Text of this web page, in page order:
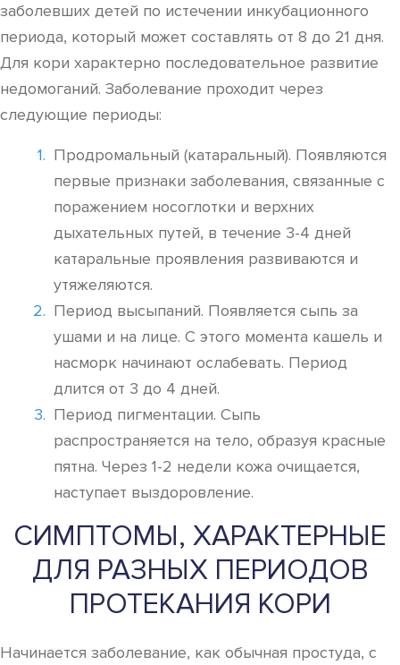
заболевших детей по истечении инкубационного
периода, который может составлять от 8 до 21 дня.
Для кори характерно последовательное развитие
недомоганий. Заболевание проходит через
следующие периоды:
Продромальный (катаральный). Появляются
первые признаки заболевания, связанные с
поражением носоглотки и верхних
дыхательных путей, в течение 3-4 дней
катаральные проявления развиваются и
утяжеляются.
Период высыпаний. Появляется сыпь за
ушами и на лице. С этого момента кашель и
насморк начинают ослабевать. Период
длится от 3 до 4 дней.
Период пигментации. Сыпь
распространяется на тело, образуя красные
пятна. Через 1-2 недели кожа очищается,
наступает выздоровление.
СИМПТОМЫ, ХАРАКТЕРНЫЕ
ДЛЯ РАЗНЫХ ПЕРИОДОВ
ПРОТЕКАНИЯ КОРИ
Начинается заболевание, как обычная простуда, с